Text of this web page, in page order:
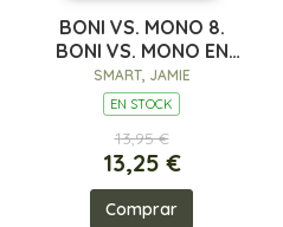
BONI VS. MONO 8.
BONI VS. MONO EN
PUERCO Y ALMA
SMART, JAMIE
EN STOCK
13,95 €
13,25 €
Comprar